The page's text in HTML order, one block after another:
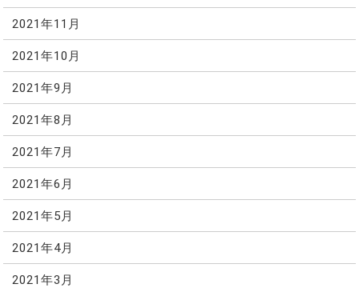
2021年11月
2021年10月
2021年9月
2021年8月
2021年7月
2021年6月
2021年5月
2021年4月
2021年3月